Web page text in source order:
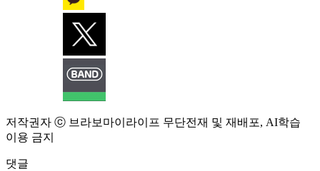
저작권자 ⓒ 브라보마이라이프 무단전재 및 재배포, AI학습
이용 금지
댓글